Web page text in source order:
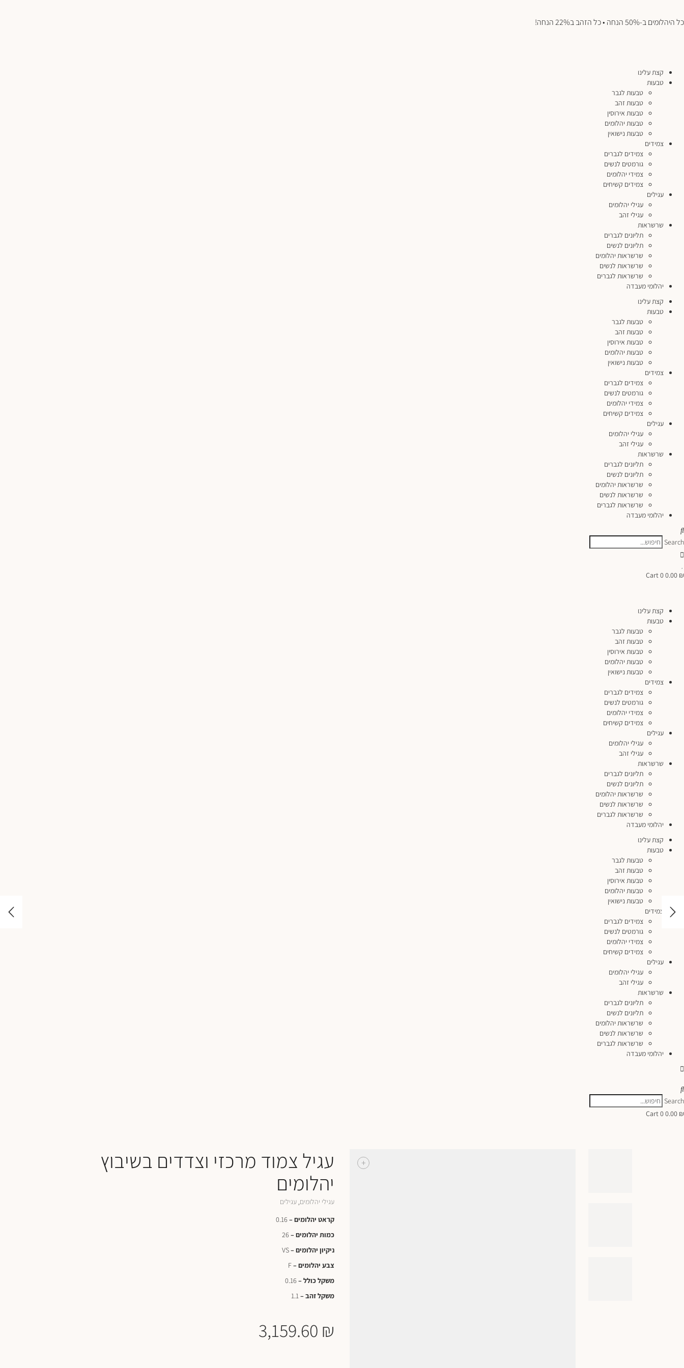
כל היהלומים ב-50% הנחה • כל הזהב ב22% הנחה!
קצת עלינו
טבעות
טבעות לגבר
טבעות זהב
טבעות אירוסין
טבעות יהלומים
טבעות נישואין
צמידים
צמידים לגברים
גורמטים לנשים
צמידי יהלומים
צמידים קשיחים
עגילים
עגילי יהלומים
עגילי זהב
שרשראות
תליונים לגברים
תליונים לנשים
שרשראות יהלומים
שרשראות לנשים
שרשראות לגברים
יהלומי מעבדה
קצת עלינו
טבעות
טבעות לגבר
טבעות זהב
טבעות אירוסין
טבעות יהלומים
טבעות נישואין
צמידים
צמידים לגברים
גורמטים לנשים
צמידי יהלומים
צמידים קשיחים
עגילים
עגילי יהלומים
עגילי זהב
שרשראות
תליונים לגברים
תליונים לנשים
שרשראות יהלומים
שרשראות לנשים
שרשראות לגברים
יהלומי מעבדה
Search
0.00 ₪
0
Cart
קצת עלינו
טבעות
טבעות לגבר
טבעות זהב
טבעות אירוסין
טבעות יהלומים
טבעות נישואין
צמידים
צמידים לגברים
גורמטים לנשים
צמידי יהלומים
צמידים קשיחים
עגילים
עגילי יהלומים
עגילי זהב
שרשראות
תליונים לגברים
תליונים לנשים
שרשראות יהלומים
שרשראות לנשים
שרשראות לגברים
יהלומי מעבדה
קצת עלינו
טבעות
טבעות לגבר
טבעות זהב
טבעות אירוסין
טבעות יהלומים
טבעות נישואין
צמידים
צמידים לגברים
גורמטים לנשים
צמידי יהלומים
צמידים קשיחים
עגילים
עגילי יהלומים
עגילי זהב
שרשראות
תליונים לגברים
תליונים לנשים
שרשראות יהלומים
שרשראות לנשים
שרשראות לגברים
יהלומי מעבדה
Search
0.00 ₪
0
Cart
+
עגיל צמוד מרכזי וצדדים בשיבוץ
יהלומים
עגילי יהלומים עגילים
קראט יהלומים –0.16
כמות יהלומים –26
ניקיון יהלומים –VS
צבע יהלומים –F
משקל כולל –0.16
משקל זהב –1.1
3,159.60 ₪